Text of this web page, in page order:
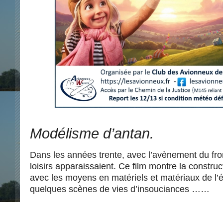
Modélisme d’antan.
Dans les années trente, avec l’avènement du
loisirs apparaissaient. Ce film montre la
avec les moyens en matériels et matériaux de
quelques scènes de vies d’insouciances ……